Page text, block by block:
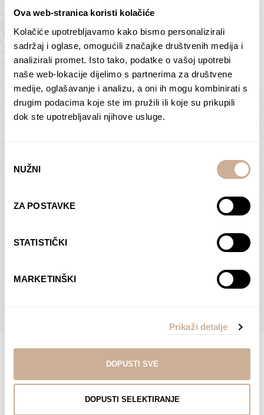
Ova web-stranica koristi kolačiće
Kolačiće upotrebljavamo kako bismo personalizirali
sadržaj i oglase, omogućili značajke društvenih medija i
analizirali promet. Isto tako, podatke o vašoj upotrebi
naše web-lokacije dijelimo s partnerima za društvene
medije, oglašavanje i analizu, a oni ih mogu kombinirati s
drugim podacima koje ste im pružili ili koje su prikupili
dok ste upotrebljavali njihove usluge.
pristanka
NUŽNI
ZA POSTAVKE
STATISTIČKI
MARKETINŠKI
Prikaži detalje
DOPUSTI SVE
DOPUSTI SELEKTIRANJE
Butan – ljudi 2
75,00€ – 138,00€Raspon
cijena:
od
75,00 €
138,00 €
ODABERI OPCIJE
Antarktika – krajolik
2
75,00€ – 138,00€Raspon
cijena:
od
ODABERI OPCIJE
Dolac
ODABERI OPCIJE
Moreškanti – sjena
€Raspon
od
75,00 €
do
138,00 €
ODABERI OPCIJE
POGLEDAJTE SVE PROIZVODE U OVOJ KATEGORIJI
Limited Edition Fotografije